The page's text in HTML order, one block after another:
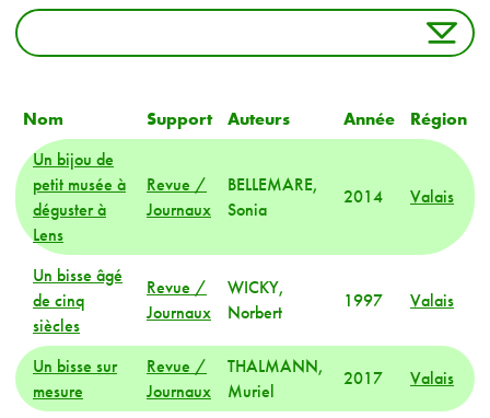
Nom Support Auteurs Année
Région
Un bijou de
petit musée à
déguster à
Lens
Revue /
Journaux
BELLEMARE,
Sonia
2014 Valais
Un bisse âgé
de cinq
siècles
Revue /
Journaux
WICKY,
Norbert
1997 Valais
Un bisse sur
mesure
Revue /
Journaux
THALMANN,
Muriel
2017 Valais